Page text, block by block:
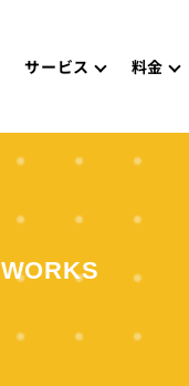
サービス 料金
WORKS